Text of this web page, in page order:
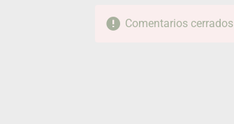
Comentarios cerrados